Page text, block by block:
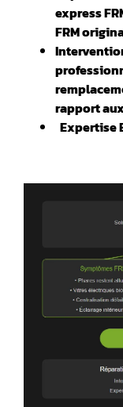
express
FRM
rapport
Expertise